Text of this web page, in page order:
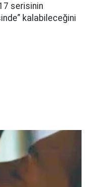
serisinin
kalabileceğini